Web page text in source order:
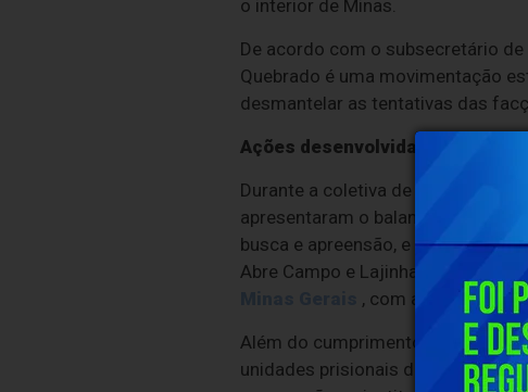
o interior de Minas.
De acordo com o subsecretário de
Quebrado é uma movimentação
desmantelar as tentativas das
Ações desenvolvidas na Zona da
Durante a coletiva de imprensa,
apresentaram o balanço parcial
busca e apreensão, e 31
Abre Campo e Lajinha. As ações
, com a
Além do cumprimento dos
unidades prisionais de Caratinga,